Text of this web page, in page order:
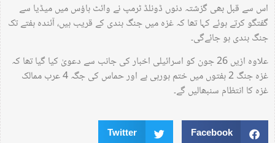
اس سے قبل بھی گزشتہ دنوں ڈونلڈ ٹرمپ نے وائٹ ہاؤس میں میڈیا سے
گفتگو کرتے ہوئے کہا تھا کہ غزہ میں جنگ بندی کے قریب ہیں، آئندہ ہفتے تک
جنگ بندی ہو جائےگی۔
علاوہ ازیں 26 جون کو اسرائیلی اخبار کی جانب سے دعویٰ کیا گیا تھا کہ
غزہ جنگ 2 ہفتوں میں ختم ہورہی ہے اور حماس کی جگہ 4 عرب ممالک
غزہ کا انتظام سنبھالیں گے۔
Facebook
Twitter